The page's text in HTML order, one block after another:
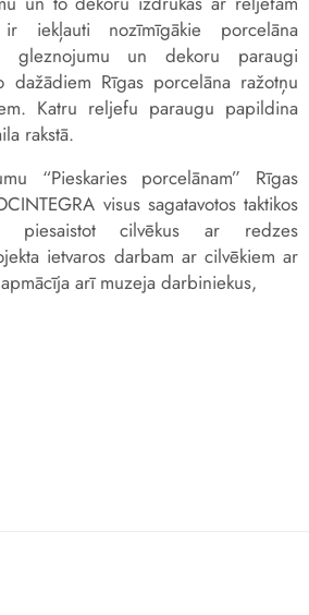
iekļauti nozīmīgākie porcelāna
gleznojumu un dekoru paraugi
Rīgas porcelāna ražotņu
Katru reljefu paraugu papildina
rakstā.
“Pieskaries porcelānam” Rīgas
visus sagatavotos taktikos
piesaistot cilvēkus ar redzes
ietvaros darbam ar cilvēkiem ar
arī muzeja darbiniekus,